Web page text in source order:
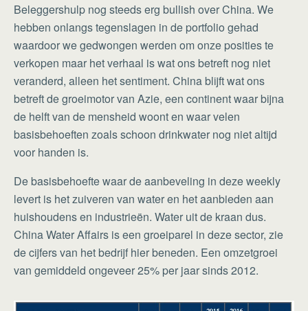
Beleggershulp nog steeds erg bullish over China. We
hebben onlangs tegenslagen in de portfolio gehad
waardoor we gedwongen werden om onze posities te
verkopen maar het verhaal is wat ons betreft nog niet
veranderd, alleen het sentiment. China blijft wat ons
betreft de groeimotor van Azie, een continent waar bijna
de helft van de mensheid woont en waar velen
basisbehoeften zoals schoon drinkwater nog niet altijd
voor handen is.
De basisbehoefte waar de aanbeveling in deze weekly
levert is het zuiveren van water en het aanbieden aan
huishoudens en industrieën. Water uit de kraan dus.
China Water Affairs is een groeiparel in deze sector, zie
de cijfers van het bedrijf hier beneden. Een omzetgroei
van gemiddeld ongeveer 25% per jaar sinds 2012.